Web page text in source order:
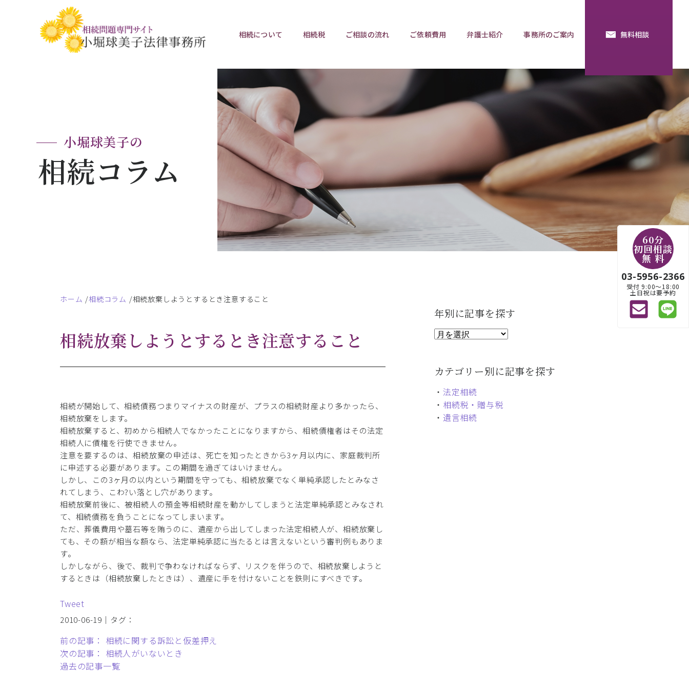
相続について
相続トラブルチェックリスト 預金の使い込み
相談関連書式ダウンロード 任意後見制度 遺産分割調停 相談用語集
相続税 ご相談の流れ ご依頼費用 弁護士紹介 事務所のご案内 無料相談
小堀球美子の
相続コラム
ホーム 相続コラム 相続放棄しようとするとき注意すること
相続放棄しようとするとき注意すること
相続が開始して、相続債務つまりマイナスの財産が、プラスの相続財産より多かったら、
相続放棄をします。
相続放棄すると、初めから相続人でなかったことになりますから、相続債権者はその法定
相続人に債権を行使できません。
注意を要するのは、相続放棄の申述は、死亡を知ったときから3ヶ月以内に、家庭裁判所
に申述する必要があります。この期間を過ぎてはいけません。
しかし、この3ヶ月の以内という期間を守っても、相続放棄でなく単純承認したとみなさ
れてしまう、こわ?い落とし穴があります。
相続放棄前後に、被相続人の預金等相続財産を動かしてしまうと法定単純承認とみなされ
て、相続債務を負うことになってしまいます。
ただ、葬儀費用や墓石等を賄うのに、遺産から出してしまった法定相続人が、相続放棄し
ても、その額が相当な額なら、法定単純承認に当たるとは言えないという審判例もありま
す。
しかしながら、後で、裁判で争わなければならず、リスクを伴うので、相続放棄しようと
するときは（相続放棄したときは）、遺産に手を付けないことを鉄則にすべきです。
Tweet
2010-06-19｜タグ：
前の記事： 相続に関する訴訟と仮差押え
次の記事： 相続人がいないとき
過去の記事一覧
年別に記事を探す
カテゴリー別に記事を探す
・ 法定相続
・ 相続税・贈与税
・ 遺言相続
60分
初回相談
無 料
03-5956-2366
受付 9:00〜18:00
土日祝は要予約